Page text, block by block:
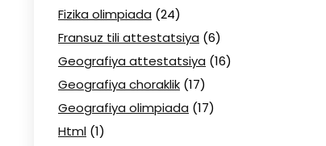
Fizika olimpiada (24)
Fransuz tili attestatsiya (6)
Geografiya attestatsiya (16)
Geografiya choraklik (17)
Geografiya olimpiada (17)
Html (1)